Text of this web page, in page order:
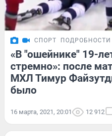
СПОРТ ПОДРОБНОСТИ
«В "ошейнике" 19-
стремно»: после
МХЛ Тимур
было
16 марта, 2021, 20:01 12 912